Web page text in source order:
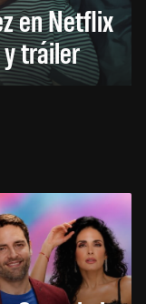
en Netflix
tráiler